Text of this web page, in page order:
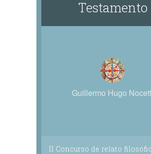
Testamento
Guillermo Hugo
II Concurso de relato